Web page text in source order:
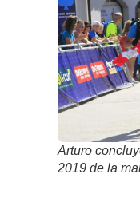
Arturo
2019 de la